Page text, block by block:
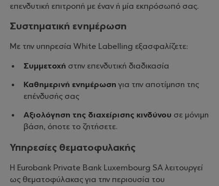
επενδυτική επιτροπή με έναν ή μία εκπρόσωπό σας.
Συστηματική ενημέρωση
Με την υπηρεσία White Labelling εξασφαλίζετε:
Συμμετοχή στην επενδυτική διαδικασία
Καθημερινή ενημέρωση για την αποτίμηση της
επένδυσής σας
Αξιολόγηση της διαχείρισης κινδύνου σε μόνιμη
βάση, όποτε το ζητήσετε.
Υπηρεσίες θεματοφυλακής
Η Eurobank Private Bank Luxembourg SA λειτουργεί
ως θεματοφύλακας για την περιουσία του